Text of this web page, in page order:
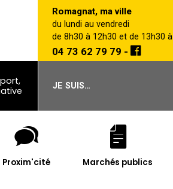
Romagnat, ma ville
du lundi au vendredi
de 8h30 à 12h30 et de 13h30
04 73 62 79 79 -
JE SUIS…
Proxim'cité Marchés publics